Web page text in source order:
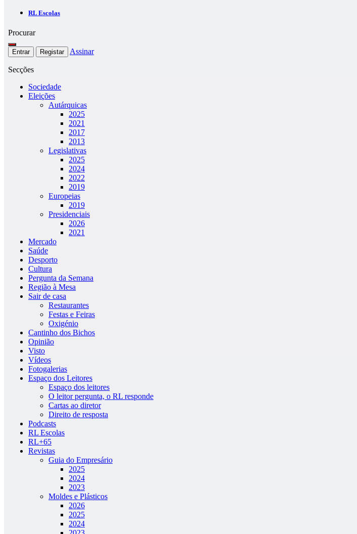
RL Escolas
Procurar
Entrar Registar Assinar
Secções
Sociedade
Eleições
Autárquicas
2025
2021
2017
2013
Legislativas
2025
2024
2022
2019
Europeias
2019
Presidenciais
2026
2021
Mercado
Saúde
Desporto
Cultura
Pergunta da Semana
Região à Mesa
Sair de casa
Restaurantes
Festas e Feiras
Oxigénio
Cantinho dos Bichos
Opinião
Visto
Vídeos
Fotogalerias
Espaço dos Leitores
Espaço dos leitores
O leitor pergunta, o RL responde
Cartas ao diretor
Direito de resposta
Podcasts
RL Escolas
RL+65
Revistas
Guia do Empresário
2025
2024
2023
Moldes e Plásticos
2026
2025
2024